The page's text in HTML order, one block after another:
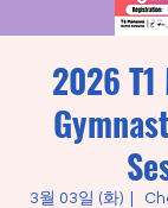
2026
3월 03일 (화)
  |